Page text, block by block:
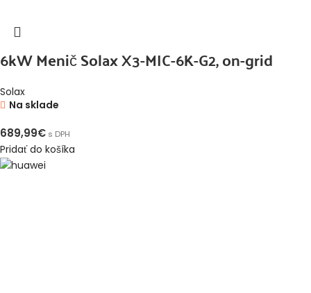
6kW Menič Solax X3-MIC-6K-G2, on-grid
Solax
Na sklade
689,99€ s DPH
Pridať do košíka